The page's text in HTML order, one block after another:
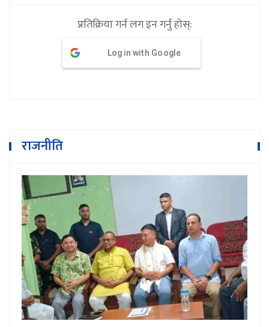
प्रतिक्रिया गर्न लग इन गर्नु होस्:
Log in with Google
राजनीति